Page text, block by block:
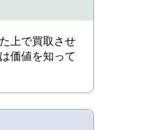
上で買取させ
価値を知って